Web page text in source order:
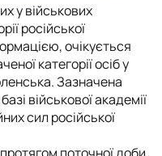
у військових
російської
очікується
категорії осіб у
Зазначена
військової академії
сил російської